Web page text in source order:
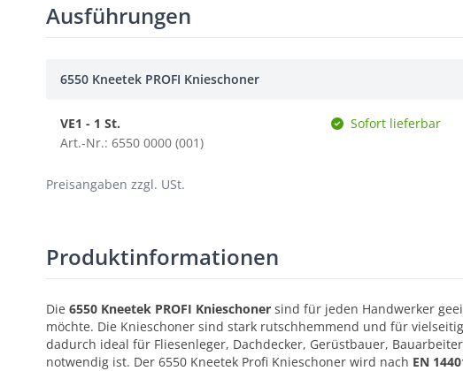
Ausführungen
6550 Kneetek PROFI Knieschoner
VE1 - 1 St.
Art.-Nr.: 6550 0000 (001)
Sofort lieferbar
Preisangaben zzgl. USt.
Produktinformationen
Die 6550 Kneetek PROFI Knieschoner sind für jeden Handwerker
möchte. Die Knieschoner sind stark rutschhemmend und für
dadurch ideal für Fliesenleger, Dachdecker, Gerüstbauer,
notwendig ist. Der 6550 Kneetek Profi Knieschoner wird nach EN